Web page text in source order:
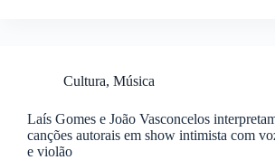
Cultura, Música
Laís Gomes e João Vasconcelos
canções autorais em show intimista com
e violão